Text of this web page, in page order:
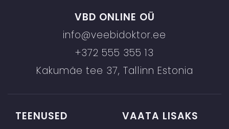
VBD ONLINE OÜ
info@veebidoktor.ee
+372 555 355 13
Kakumäe tee 37, Tallinn Estonia
TEENUSED VAATA LISAKS